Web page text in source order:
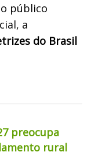
público
a
do Brasil
preocupa
rural